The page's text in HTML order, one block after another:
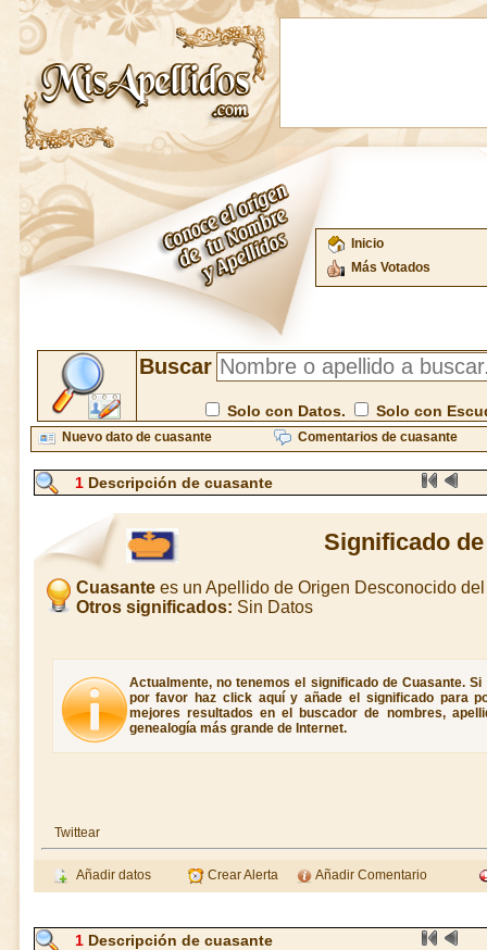
Inicio
Más Votados
Buscar
Solo con Datos. Solo con
Nuevo dato de cuasante Comentarios de cuasante
1 Descripción de cuasante
Significado
Cuasantees un Apellido de Origen Desconocido
Otros significados: Sin Datos
Actualmente, no tenemos el significado de Cuasante.
por favor haz click aquí y añade el significado para
mejores resultados en el buscador de nombres,
genealogía más grande de Internet.
Twittear
Añadir datos Crear Alerta Añadir Comentario
1 Descripción de cuasante